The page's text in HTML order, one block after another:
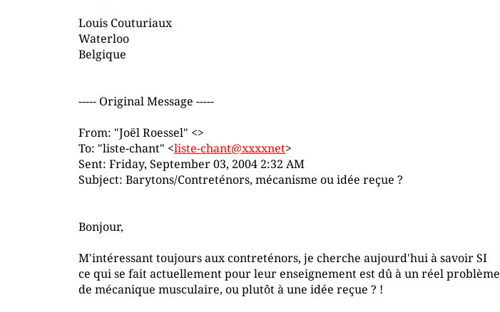
Louis Couturiaux
Waterloo
Belgique
----- Original Message -----
From: "Joël Roessel" <>
To: "liste-chant" <liste-chant@xxxxnet>
Sent: Friday, September 03, 2004 2:32 AM
Subject: Barytons/Contreténors, mécanisme ou idée reçue ?
Bonjour,
M'intéressant toujours aux contreténors, je cherche aujourd'hui à savoir SI
ce qui se fait actuellement pour leur enseignement est dû à un réel problème
de mécanique musculaire, ou plutôt à une idée reçue ? !